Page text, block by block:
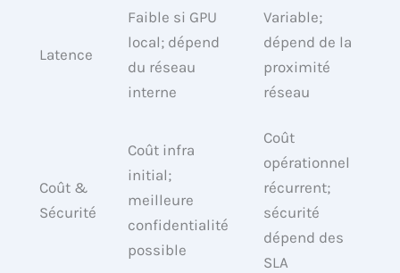
Latence
Faible si GPU
local; dépend
du réseau
interne
Variable;
dépend de la
proximité
réseau
Coût &
Sécurité
Coût infra
initial;
meilleure
confidentialité
possible
Coût
opérationnel
récurrent;
sécurité
dépend des
SLA